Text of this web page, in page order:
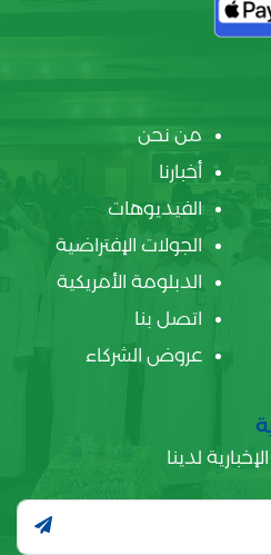
من نحن
أخبارنا
الفيديوهات
الجولات الإفتراضية
الدبلومة الأمريكية
اتصل بنا
عروض الشركاء
لدينا